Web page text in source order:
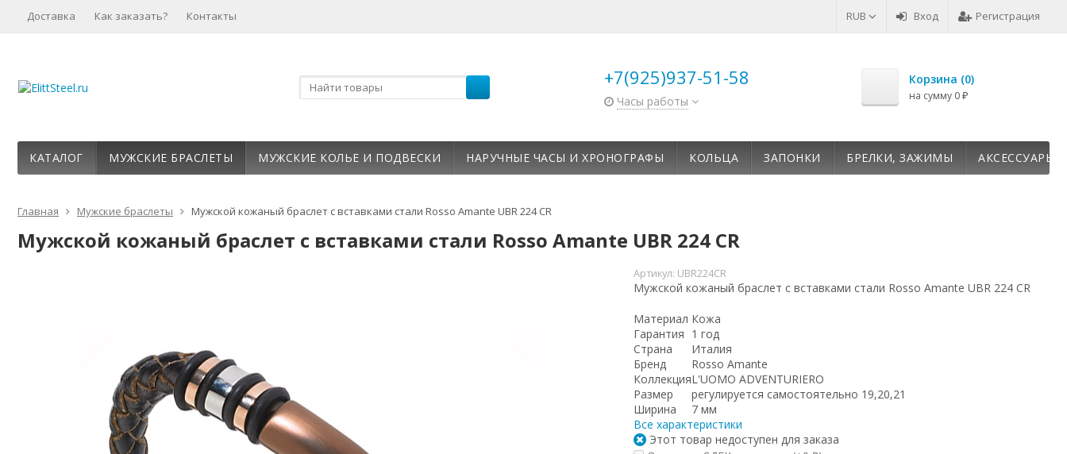
RUB Вход Регистрация
Доставка Как заказать? Контакты
+7(925)937-51-58
Часы работы
Корзина (0)
на сумму 0 ₽
КАТАЛОГ МУЖСКИЕ БРАСЛЕТЫ МУЖСКИЕ КОЛЬЕ И ПОДВЕСКИ НАРУЧНЫЕ ЧАСЫ И ХРОНОГРАФЫ КОЛЬЦА ЗАПОНКИ БРЕЛКИ, ЗАЖИМЫ АКСЕССУАРЫ
Главная Мужские браслеты Мужской кожаный браслет с вставками стали Rosso Amante UBR 224 CR
Мужской кожаный браслет с вставками стали Rosso Amante UBR 224 CR
Артикул: UBR224CR
Мужской кожаный браслет с вставками стали Rosso Amante UBR 224 CR
Материал Кожа
Гарантия 1 год
Страна
Италия
Бренд
Rosso Amante
КоллекцияL'UOMO ADVENTURIERO
Размер
регулируется самостоятельно 19,20,21
Ширина
7 мм
Все характеристики
Этот товар недоступен для заказа